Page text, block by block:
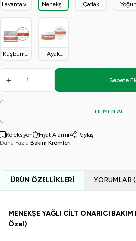
Lavanta ve
Yağlı Cilt
Onarıcı
Bakım
Kremi 50
ml
Menekşe
Yağlı Cilt
Onarıcı
Bakım
Kremi
Çatlak
Yoğun
Kuşburnu
ml.
Ayak
Kremi 50
Sepete
HEMEN AL
Koleksiyon Fiyat Alarmı
Paylaş
Daha Fazla Bakım Kremleri
ÜRÜN ÖZELLIKLERI
MENEKŞE YAĞLI CİLT ONARICI
Özel)